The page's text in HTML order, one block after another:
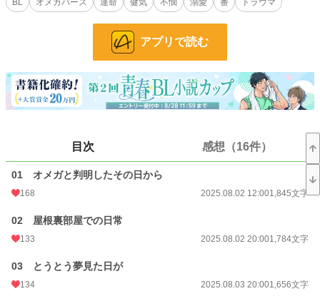
た。
オメガが虐げられる世界で、傷つきながらも懸命に生きてきた遥が、救い出さ
れ、愛され、幸せになるお話です。
溺愛アルファ × 不憫オメガ
※前半は無理やりな描写や暴力的な表現が続きます。苦手な方はご注意ください
※他サイトにも掲載しています
小説 7,985 位 / 228,589 件
BL
お気に入り 559
24h.ポイント
文字数 267,231
BL
オメガバース 運命 健気 不憫 溺愛 番 トラウマ
アプリで読む
目次 感想（16件）
01 オメガと判明したその日から
168 2025.08.02 12:001,845文字
02 屋根裏部屋での日常
133 2025.08.02 20:001,784文字
03 とうとう夢見た日が
134 2025.08.03 20:001,656文字